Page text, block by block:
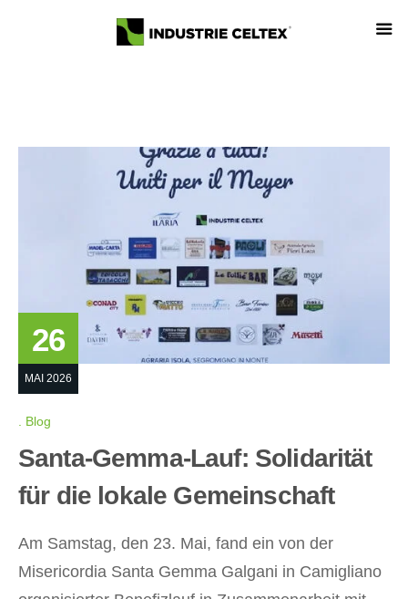
26
MAI 2026
Blog
Santa-Gemma-Lauf: Solidarität
für die lokale Gemeinschaft
Am Samstag, den 23. Mai, fand ein von der
Misericordia Santa Gemma Galgani in Camigliano